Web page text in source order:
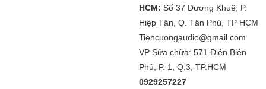
HCM: Số 37 Dương Khuê, P.
Hiệp Tân, Q. Tân Phú, TP HCM
Tiencuongaudio@gmail.com
VP Sửa chữa: 571 Điện Biên
Phủ, P. 1, Q.3, TP.HCM
0929257227